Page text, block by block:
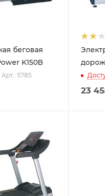
беговая
K150B
Арт.: 5785
23